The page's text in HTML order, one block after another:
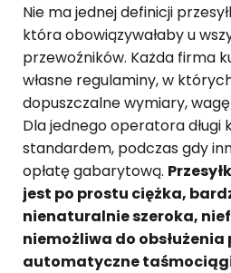
Nie ma jednej definicji
która obowiązywałaby u
przewoźników. Każda firma
własne regulaminy, w
dopuszczalne wymiary,
Dla jednego operatora długi
standardem, podczas gdy
opłatę gabarytową.
jest po prostu ciężka,
nienaturalnie szeroka,
niemożliwa do obsłużenia
automatyczne